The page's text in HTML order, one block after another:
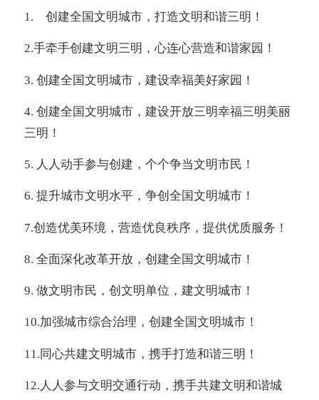
1. 创建全国文明城市，打造文明和谐三明！
2.手牵手创建文明三明，心连心营造和谐家园！
3. 创建全国文明城市，建设幸福美好家园！
4. 创建全国文明城市，建设开放三明幸福三明美丽
三明！
5. 人人动手参与创建，个个争当文明市民！
6. 提升城市文明水平，争创全国文明城市！
7.创造优美环境，营造优良秩序，提供优质服务！
8. 全面深化改革开放，创建全国文明城市！
9. 做文明市民，创文明单位，建文明城市！
10.加强城市综合治理，创建全国文明城市！
11.同心共建文明城市，携手打造和谐三明！
12. 人人参与文明交通行动，携手共建文明和谐城